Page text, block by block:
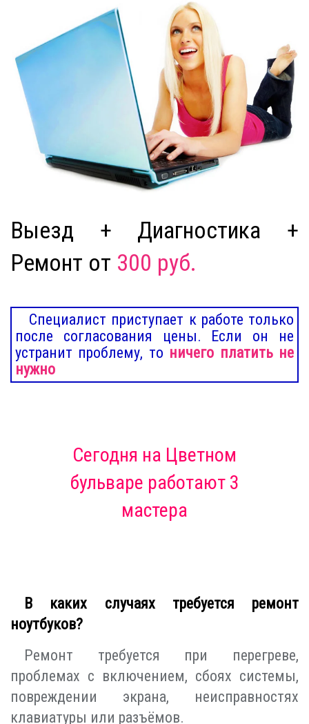
Выезд + Диагностика +
Ремонт от 300 руб.
Специалист приступает к работе только
после согласования цены. Если он не
устранит проблему, то ничего платить не
нужно
Сегодня на Цветном
бульваре работают 3
мастера
В каких случаях требуется ремонт
ноутбуков?
Ремонт требуется при перегреве,
проблемах с включением, сбоях системы,
повреждении экрана, неисправностях
клавиатуры или разъёмов.